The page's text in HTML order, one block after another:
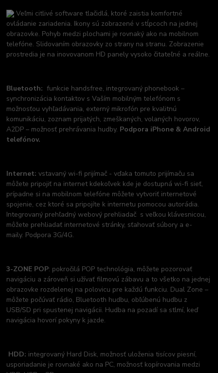
Veľmi citlivé software tlačidlá, ktoré zaistia komfortné
ovládanie zariadenia. Ikony sú zobrazené v stĺpcoch na jednej
obrazovke. Pohyb medzi plochami je rovnaký ako na mobilnom
telefóne. Slidovaním obrazovky zo strany na stranu. Zobrazenie
prostredia je na inovovanom HD panely vysoko čitateľné a reálne.
Bluetooth: funkcie handsfree, integrovaný phonebook –
synchronizácia kontaktov s Vaším mobilným telefónom s
možnosťou vyhľadávania, externý mikrofón pre kvalitnú
komunikáciu, zoznam prijatých, zmeškaných, volaných hovorov,
A2DP – možnosť prehrávania hudby. Podpora iPhone & Android
telefónov.
Internet:vstavaný wi-fi prijímač - vďaka tomuto prijímaču sa
môžete pripojiť na internet kdekoľvek kde je dostupná wi-fi sieť,
prípadne si na mobilnom telefóne môžete vytvoriť internetové
spojenie, cez ktoré sa pripojíte k internetu pomocou autorádia.
Integrovaný prehľadný webový prehliadač s veľkou klávesnicou,
môžete prehliadať internetové stránky, sťahovať súbory a e-
maily. Podpora 3G/4G.
3-ZONE POP: pokročilá POP technológia, môžete pozorovať
navigáciu a zároveň si užívať filmovú zábavu a to všetko na jednej
obrazovke rozdelenej na polovicu pre každú funkciu. Dual Zone –
môžete počúvať rádio, Bluetooth hudbu, obľúbenú hudbu z
USB/SD pri spustenej navigácii. Hudba na pozadí sa stlmí, keď
navigácia hovorí pokyny k jazde.
HDD: integrovaný Hard Disk, možnosť uloženia tisícov piesní,
usporiadanie je rovnaké ako na PC, možnosť kopírovania medzi